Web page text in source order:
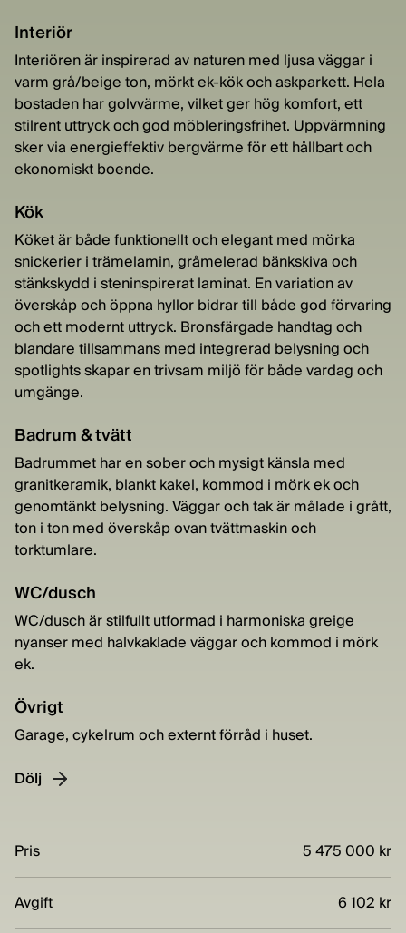
Interiör
Interiören är inspirerad av naturen med ljusa väggar i
varm grå/beige ton, mörkt ek-kök och askparkett. Hela
bostaden har golvvärme, vilket ger hög komfort, ett
stilrent uttryck och god möbleringsfrihet. Uppvärmning
sker via energieffektiv bergvärme för ett hållbart och
ekonomiskt boende.
Kök
Köket är både funktionellt och elegant med mörka
snickerier i trämelamin, gråmelerad bänkskiva och
stänkskydd i steninspirerat laminat. En variation av
överskåp och öppna hyllor bidrar till både god förvaring
och ett modernt uttryck. Bronsfärgade handtag och
blandare tillsammans med integrerad belysning och
spotlights skapar en trivsam miljö för både vardag och
umgänge.
Badrum & tvätt
Badrummet har en sober och mysigt känsla med
granitkeramik, blankt kakel, kommod i mörk ek och
genomtänkt belysning. Väggar och tak är målade i grått,
ton i ton med överskåp ovan tvättmaskin och
torktumlare.
WC/dusch
WC/dusch är stilfullt utformad i harmoniska greige
nyanser med halvkaklade väggar och kommod i mörk
ek.
Övrigt
Garage, cykelrum och externt förråd i huset.
Dölj
Pris 5 475 000 kr
Avgift 6 102 kr